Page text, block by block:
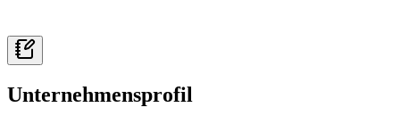
Unternehmensprofil